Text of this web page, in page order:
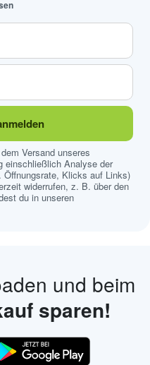
Versand unseres
einschließlich Analyse der
Klicks auf Links)
widerrufen, z. B. über den
du in unseren
und beim
sparen!